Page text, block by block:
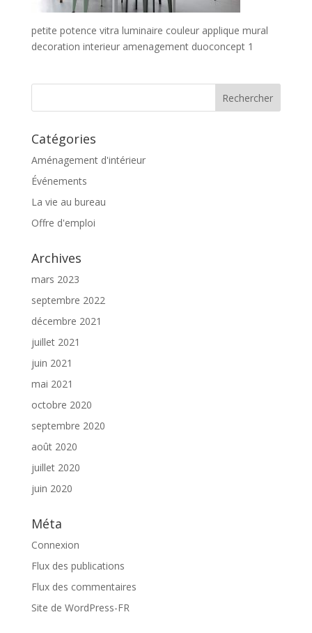
petite potence vitra luminaire couleur applique mural
decoration interieur amenagement duoconcept 1
Catégories
Aménagement d'intérieur
Événements
La vie au bureau
Offre d'emploi
Archives
mars 2023
septembre 2022
décembre 2021
juillet 2021
juin 2021
mai 2021
octobre 2020
septembre 2020
août 2020
juillet 2020
juin 2020
Méta
Connexion
Flux des publications
Flux des commentaires
Site de WordPress-FR